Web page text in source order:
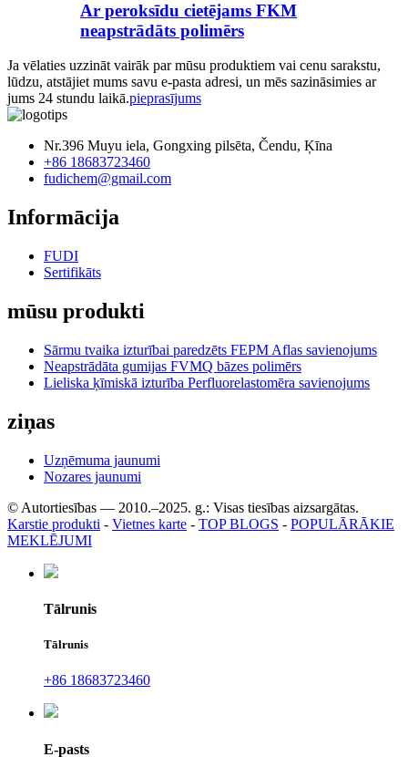
Ar peroksīdu cietējams FKM
neapstrādāts polimērs
Ja vēlaties uzzināt vairāk par mūsu produktiem vai cenu sarakstu,
lūdzu, atstājiet mums savu e-pasta adresi, un mēs sazināsimies ar
jums 24 stundu laikā.pieprasījums
Nr.396 Muyu iela, Gongxing pilsēta, Čendu, Ķīna
+86 18683723460
fudichem@gmail.com
Informācija
FUDI
Sertifikāts
mūsu produkti
Sārmu tvaika izturībai paredzēts FEPM Aflas savienojums
Neapstrādāta gumijas FVMQ bāzes polimērs
Lieliska ķīmiskā izturība Perfluorelastomēra savienojums
ziņas
Uzņēmuma jaunumi
Nozares jaunumi
© Autortiesības — 2010.–2025. g.: Visas tiesības aizsargātas.
Karstie produkti - Vietnes karte - TOP BLOGS - POPULĀRĀKIE
MEKLĒJUMI
Tālrunis
Tālrunis
+86 18683723460
E-pasts